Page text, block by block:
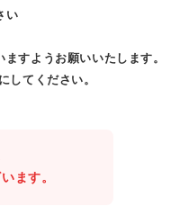
い
すようお願いいたします。
してください。
ます。